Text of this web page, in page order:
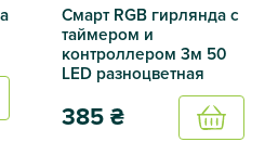
пультом 2х2м, 400 LED
Смарт RGB гирлянда с
таймером и
контроллером 3м 50
LED разноцветная
385₴
Купить